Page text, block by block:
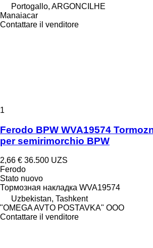
Portogallo, ARGONCILHE
Manaiacar
Contattare il venditore
1
Ferodo BPW WVA19574
per semirimorchio BPW
2,66 € 36.500 UZS
Ferodo
Stato nuovo
Тормозная накладка WVA19574
Uzbekistan, Tashkent
"OMEGA AVTO POSTAVKA" OOO
Contattare il venditore